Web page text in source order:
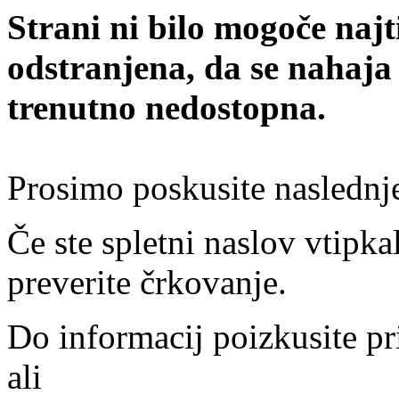
Strani ni bilo mogoče
odstranjena, da se
trenutno nedostopna.
Prosimo poskusite
Če ste spletni naslov
preverite črkovanje.
Do informacij poizkusite
ali